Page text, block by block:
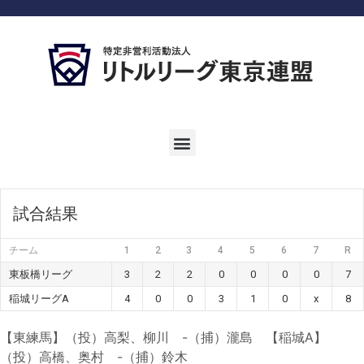
試合結果
チーム 1 2 3 4 5 6 7 R
東板橋リーグ 3 2 2 0 0 0 0
7
稲城リーグA
4 0 0 3 1 0 x 8
【東練馬】（投）高梨、柳川 -（捕）瀧島 【稲城A】
（投）高橋、奥村 -（捕）鈴木